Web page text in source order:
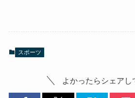
スポーツ
よかったらシェアし